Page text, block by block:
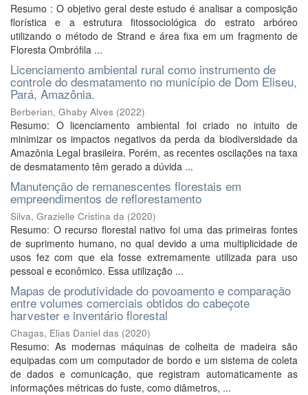
Resumo : O objetivo geral deste estudo é analisar a composição
florística e a estrutura fitossociológica do estrato arbóreo
utilizando o método de Strand e área fixa em um fragmento de
Floresta Ombrófila ...
Licenciamento ambiental rural como instrumento de
controle do desmatamento no município de Dom Eliseu,
Pará, Amazônia.
Berberian, Ghaby Alves (2022)
Resumo: O licenciamento ambiental foi criado no intuito de
minimizar os impactos negativos da perda da biodiversidade da
Amazônia Legal brasileira. Porém, as recentes oscilações na taxa
de desmatamento têm gerado a dúvida ...
Manutenção de remanescentes florestais em
empreendimentos de reflorestamento
Silva, Grazielle Cristina da (2020)
Resumo: O recurso florestal nativo foi uma das primeiras fontes
de suprimento humano, no qual devido a uma multiplicidade de
usos fez com que ela fosse extremamente utilizada para uso
pessoal e econômico. Essa utilização ...
Mapas de produtividade do povoamento e comparação
entre volumes comerciais obtidos do cabeçote
harvester e inventário florestal
Chagas, Elias Daniel das (2020)
Resumo: As modernas máquinas de colheita de madeira são
equipadas com um computador de bordo e um sistema de coleta
de dados e comunicação, que registram automaticamente as
informações métricas do fuste, como diâmetros, ...